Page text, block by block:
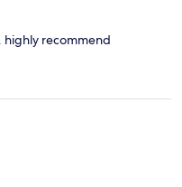
highly recommend